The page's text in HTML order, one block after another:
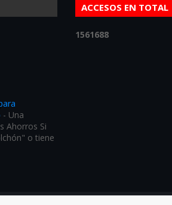
- Una
Ahorros Si
o tiene
ACCESOS EN TOTAL
1561688